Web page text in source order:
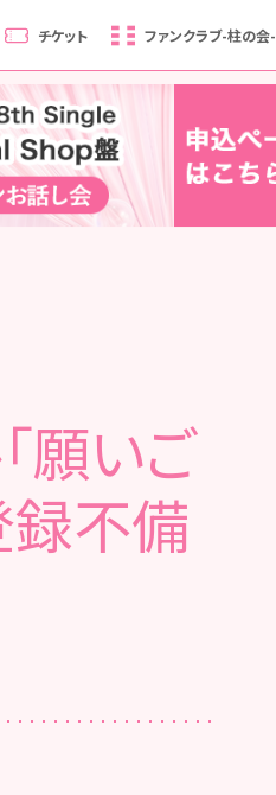
チケット ファンクラブ-柱の会-
願いご
録不備